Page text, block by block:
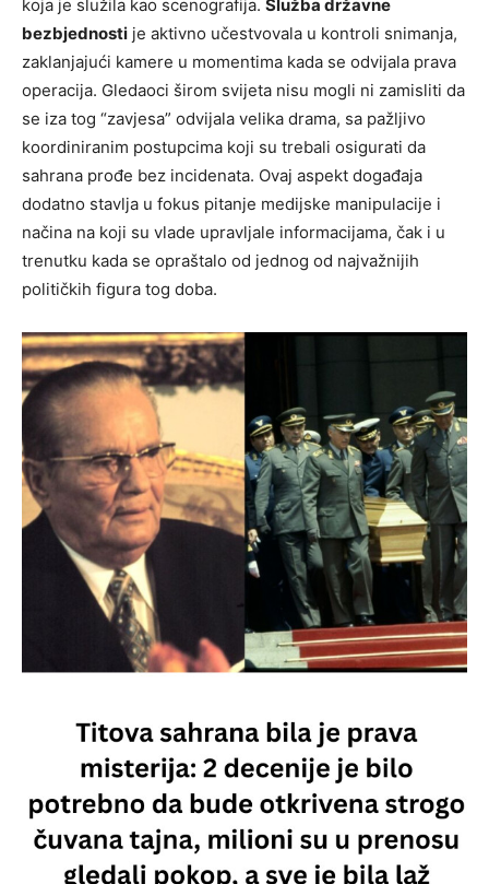
koja je služila kao scenografija. Služba državne
bezbjednosti je aktivno učestvovala u kontroli snimanja,
zaklanjajući kamere u momentima kada se odvijala prava
operacija. Gledaoci širom svijeta nisu mogli ni zamisliti da
se iza tog “zavjesa” odvijala velika drama, sa pažljivo
koordiniranim postupcima koji su trebali osigurati da
sahrana prođe bez incidenata. Ovaj aspekt događaja
dodatno stavlja u fokus pitanje medijske manipulacije i
načina na koji su vlade upravljale informacijama, čak i u
trenutku kada se opraštalo od jednog od najvažnijih
političkih figura tog doba.